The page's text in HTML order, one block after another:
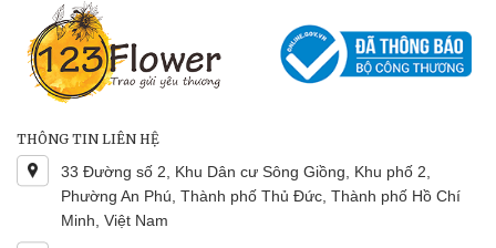
THÔNG TIN LIÊN HỆ
33 Đường số 2, Khu Dân cư Sông Giồng, Khu phố 2,
Phường An Phú, Thành phố Thủ Đức, Thành phố Hồ Chí
Minh, Việt Nam